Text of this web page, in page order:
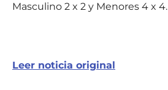
Masculino 2 x 2 y Menores 4 x 4.
Leer noticia original